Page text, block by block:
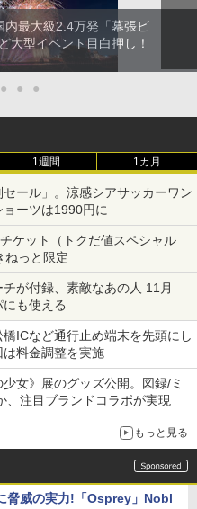
最大級2.4万発「幕張ビ
大型イベント目白押し！
● ● ●
1週間 1カ月
ール」。涼感シアサッカーワン
ーツは1990円に
ケット（トクだ値スペシャル
ねっと限定
が付録、素敵なあの人 11月
も使える
ICなど通行止め端末を先頭にし
料金調整を実施
女》展のグッズ公開。図録/ミ
、注目ブランドコラボが実現
もっと見る
脅威の実力!「Osprey」Nobl